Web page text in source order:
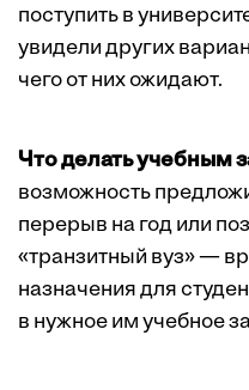
поступить в
увидели других
чего от них ожидают.
Что делать учебным
возможность
перерыв на год или
«транзитный вуз» —
назначения для
в нужное им учебное